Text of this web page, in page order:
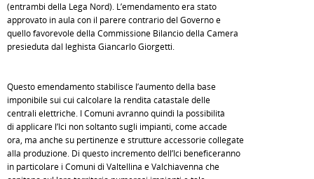
(entrambi della Lega Nord). L’emendamento era stato
approvato in aula con il parere contrario del Governo e
quello favorevole della Commissione Bilancio della Camera
presieduta dal leghista Giancarlo Giorgetti.
Questo emendamento stabilisce l’aumento della base
imponibile sui cui calcolare la rendita catastale delle
centrali elettriche. I Comuni avranno quindi la possibilità
di applicare l’Ici non soltanto sugli impianti, come accade
ora, ma anche su pertinenze e strutture accessorie collegate
alla produzione. Di questo incremento dell’Ici beneficeranno
in particolare i Comuni di Valtellina e Valchiavenna che